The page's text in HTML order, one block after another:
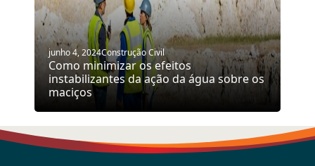
junho 4, 2024Construção Civil
Como minimizar os efeitos
instabilizantes da ação da água sobre os
maciços